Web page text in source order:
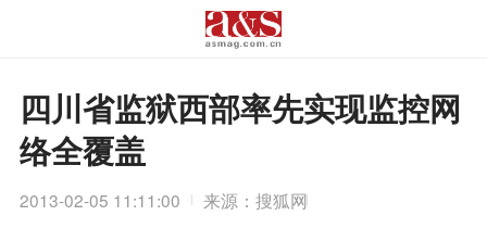
四川省监狱西部率先实现监控网
络全覆盖
2013-02-05 11:11:00 来源：搜狐网